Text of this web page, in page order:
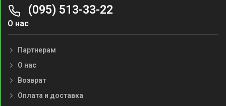
(095) 513-33-22
О нас
Партнерам
О нас
Возврат
Оплата и доставка